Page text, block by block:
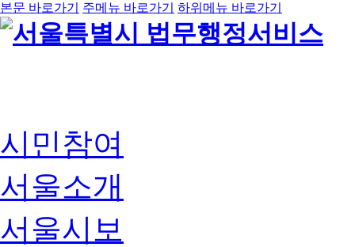
본문 바로가기 주메뉴 바로가기 하위메뉴 바로가기
시민참여
서울소개
서울시보